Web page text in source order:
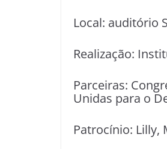
Local: auditório
Realização:
Parceiras:
Unidas para o
Patrocínio: Lilly,